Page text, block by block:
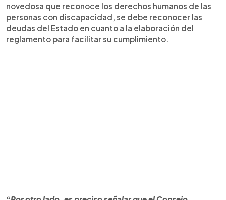
novedosa que reconoce los derechos humanos de las
personas con discapacidad, se debe reconocer las
deudas del Estado en cuanto a la elaboración del
reglamento para facilitar su cumplimiento.